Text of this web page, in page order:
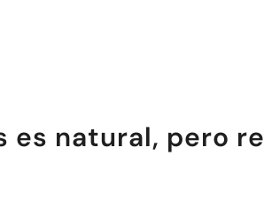
es natural, pero